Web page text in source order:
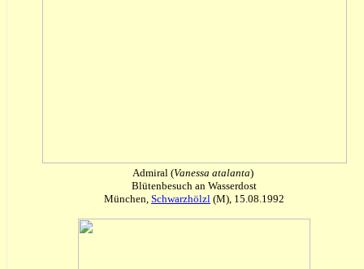
Admiral (Vanessa atalanta)
Blütenbesuch an Wasserdost
München, Schwarzhölzl (M), 15.08.1992